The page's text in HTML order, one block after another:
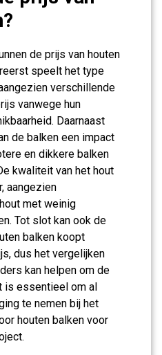
de prijs van houten
speelt het type
verschillende
vanwege hun
Daarnaast
de balken een impact
en dikkere balken
kwaliteit van het hout
aangezien
met weinig
Tot slot kan ook de
balken koopt
dus het vergelijken
kan helpen om de
is essentieel om al
te nemen bij het
houten balken voor